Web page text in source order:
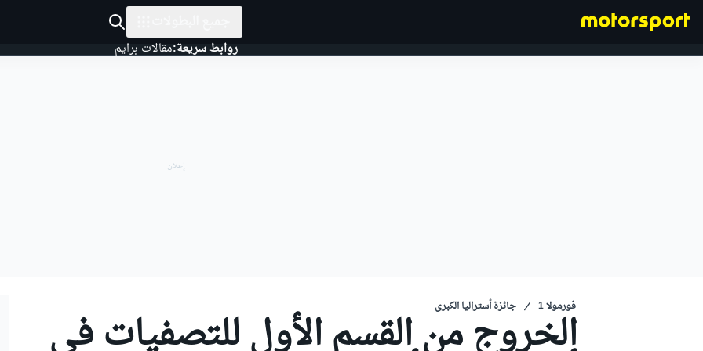
روابط سريعة:مقالات برايم
فورمولا 1 جائزة أستراليا الكبرى
الخروج من القسم الأول للتصفيات في